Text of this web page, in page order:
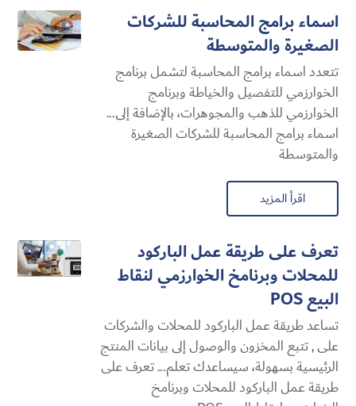
اسماء برامج المحاسبة للشركات
الصغيرة والمتوسطة
تتعدد اسماء برامج المحاسبة لتشمل برنامج
الخوارزمي للتفصيل والخياطة وبرنامج
الخوارزمي للذهب والمجوهرات، بالإضافة إلى...
اسماء برامج المحاسبة للشركات الصغيرة
والمتوسطة
اقرأ المزيد
تعرف على طريقة عمل الباركود
للمحلات وبرنامخ الخوارزمي لنقاط
البيع POS
تساعد طريقة عمل الباركود للمحلات والشركات
على , تتبع المخزون والوصول إلى بيانات المنتج
الرئيسية بسهولة، سيساعدك تعلم... تعرف على
طريقة عمل الباركود للمحلات وبرنامخ